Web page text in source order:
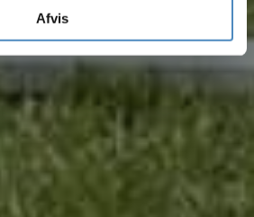
Afvis